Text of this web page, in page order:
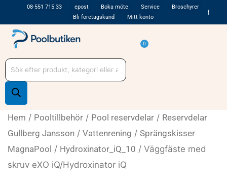
till
innehåll
08-551 715 33 epost Boka möte Service
Broschyrer
Bli företagskund
Mitt konto
0
Varukorg
Produktsökning
Hem / Pooltillbehör / Pool reservdelar / Reservdelar
Gullberg Jansson / Vattenrening / Sprängskisser
MagnaPool / Hydroxinator_iQ_10 / Väggfäste med
skruv eXO iQ/Hydroxinator iQ